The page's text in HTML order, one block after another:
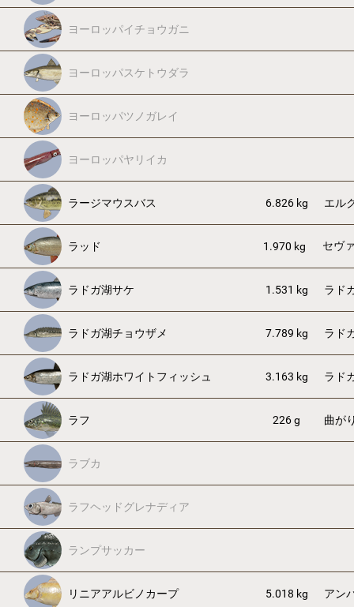
ヨーロッパイチョウガニ
ヨーロッパスケトウダラ
ヨーロッパツノガレイ
ヨーロッパヤリイカ
ラージマウスバス 6.826 kg エル
ラッド 1.970 kg セヴ
ラドガ湖サケ 1.531 kg ラド
ラドガ湖チョウザメ 7.789 kg ラド
ラドガ湖ホワイトフィッシュ 3.163 kg ラド
ラフ 226 g 曲が
ラブカ
ラフヘッドグレナディア
ランプサッカー
リニアアルビノカープ 5.018 kg アン